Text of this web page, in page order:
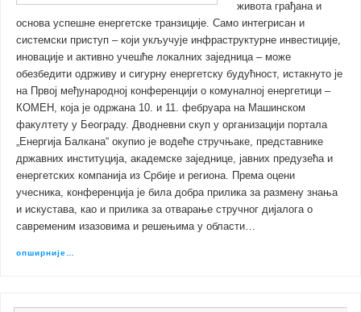
живота грађана и
основа успешне енергетске транзиције. Само интегрисан и
системски приступ – који укључује инфраструктурне инвестиције,
иновације и активно учешће локалних заједница – може
обезбедити одрживу и сигурну енергетску будућност, истакнуто је
на Првој међународној конференцији о комуналној енергетици –
КОМЕН, која је одржана 10. и 11. фебруара на Машинском
факултету у Београду. Дводневни скуп у организацији портала
„Енергија Балкана“ окупио је водеће стручњаке, представнике
државних институција, академске заједнице, јавних предузећа и
енергетских компанија из Србије и региона. Према оцени
учесника, конференција је била добра прилика за размену знања
и искустава, као и прилика за отварање стручног дијалога о
савременим изазовима и решењима у области…
опширније…